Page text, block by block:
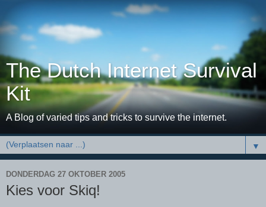
The Dutch Internet Survival
Kit
A Blog of varied tips and tricks to survive the internet.
▼
DONDERDAG 27 OKTOBER 2005
Kies voor Skiq!